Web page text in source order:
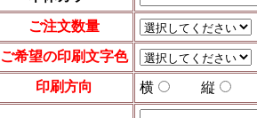
ご注文数量
ご希望の印刷文字色
印刷方向
横 縦